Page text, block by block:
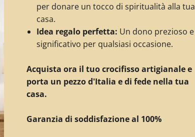
per donare un tocco di spiritualità alla tua
casa.
Idea regalo perfetta: Un dono prezioso e
significativo per qualsiasi occasione.
Acquista ora il tuo crocifisso artigianale e
porta un pezzo d'Italia e di fede nella tua
casa.
Garanzia di soddisfazione al 100%